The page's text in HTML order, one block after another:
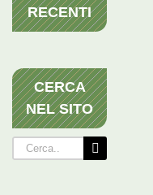
RECENTI
CERCA
NEL SITO
Cerca
per: